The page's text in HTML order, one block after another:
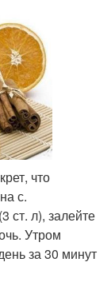
что
с.
ст. л), залейте
Утром
за 30 минут